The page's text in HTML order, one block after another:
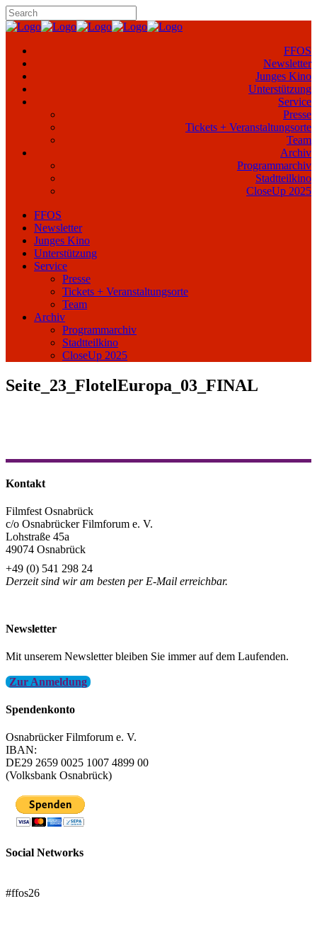
FFOS
Newsletter
Junges Kino
Unterstützung
Service
Presse
Tickets + Veranstaltungsorte
Team
Archiv
Programmarchiv
Stadtteilkino
CloseUp 2025
FFOS
Newsletter
Junges Kino
Unterstützung
Service
Presse
Tickets + Veranstaltungsorte
Team
Archiv
Programmarchiv
Stadtteilkino
CloseUp 2025
Seite_23_FlotelEuropa_03_FINAL
Kontakt
Filmfest Osnabrück
c/o Osnabrücker Filmforum e. V.
Lohstraße 45a
49074 Osnabrück
+49 (0) 541 298 24
Derzeit sind wir am besten per E-Mail erreichbar.
Newsletter
Mit unserem Newsletter bleiben Sie immer auf dem Laufenden.
Zur Anmeldung
Spendenkonto
Osnabrücker Filmforum e. V.
IBAN:
DE29 2659 0025 1007 4899 00
(Volksbank Osnabrück)
Social Networks
#ffos26